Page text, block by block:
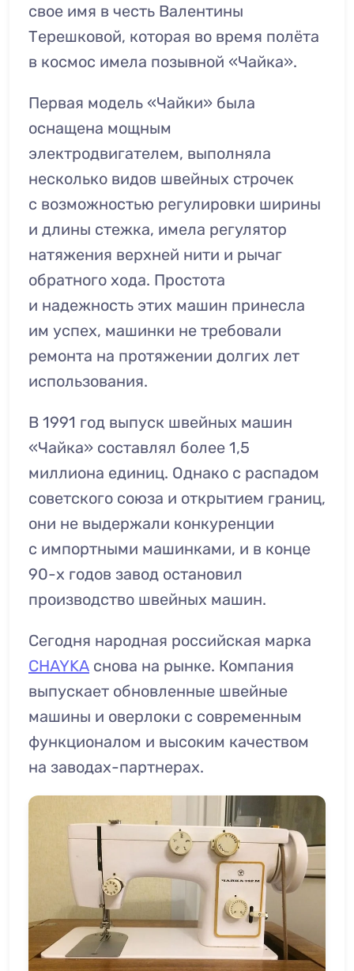
свое имя в честь Валентины
Терешковой, которая во время полёта
в космос имела позывной «Чайка».
Первая модель «Чайки» была
оснащена мощным
электродвигателем, выполняла
несколько видов швейных строчек
с возможностью регулировки ширины
и длины стежка, имела регулятор
натяжения верхней нити и рычаг
обратного хода. Простота
и надежность этих машин принесла
им успех, машинки не требовали
ремонта на протяжении долгих лет
использования.
В 1991 год выпуск швейных машин
«Чайка» составлял более 1,5
миллиона единиц. Однако с распадом
советского союза и открытием границ,
они не выдержали конкуренции
с импортными машинками, и в конце
90-х годов завод остановил
производство швейных машин.
Сегодня народная российская марка
CHAYKA снова на рынке. Компания
выпускает обновленные швейные
машины и оверлоки с современным
функционалом и высоким качеством
на заводах-партнерах.